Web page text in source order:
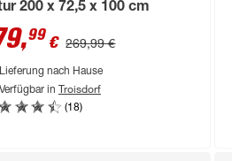
200 x 72,5 x 100 cm
,99 € 269,99 €
Lieferung nach Hause
Verfügbar in Troisdorf
(18)